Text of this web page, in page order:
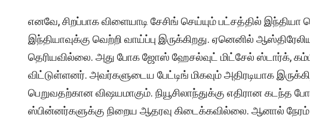
எனவே, சிறப்பாக விளையாடி சேசிங் செய்யும் பட்சத்தில் இந்தியா
இந்தியாவுக்கு வெற்றி வாய்ப்பு இருக்கிறது. ஏனெனில்
தெரியவில்லை. அது போக ஜோஸ் ஹேசல்வுட் மிட்சேல் ஸ்டார்க்,
விட்டுள்ளனர். அவர்களுடைய பேட்டிங் மிகவும் அதிரடியாக
பெறுவதற்கான விஷயமாகும். நியூசிலாந்துக்கு எதிரான கடந்த
ஸ்பின்னர்களுக்கு நிறைய ஆதரவு கிடைக்கவில்லை. ஆனால் நேரம்